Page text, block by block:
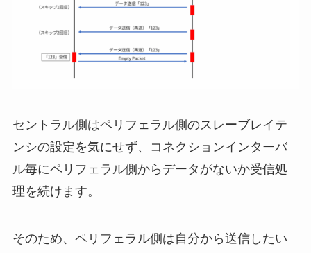
セントラル側はペリフェラル側のスレーブレイテ
ンシの設定を気にせず、コネクションインターバ
ル毎にペリフェラル側からデータがないか受信処
理を続けます。
そのため、ペリフェラル側は自分から送信したい